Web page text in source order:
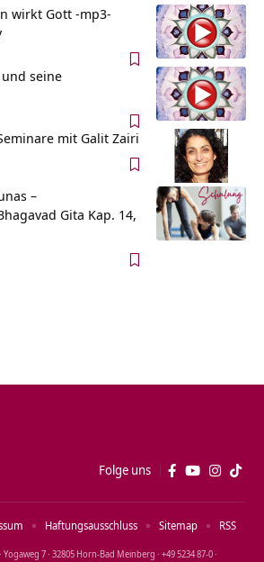
wirkt Gott -mp3-
seine
mit Galit Zairi
–
Gita Kap. 14,
Folge uns
7 · 32805 Horn‑Bad Meinberg · +49 5234 87‑0 ·
Haftungsausschluss Sitemap RSS